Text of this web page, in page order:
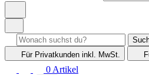
Für Privatkunden inkl. MwSt.
0 Artikel